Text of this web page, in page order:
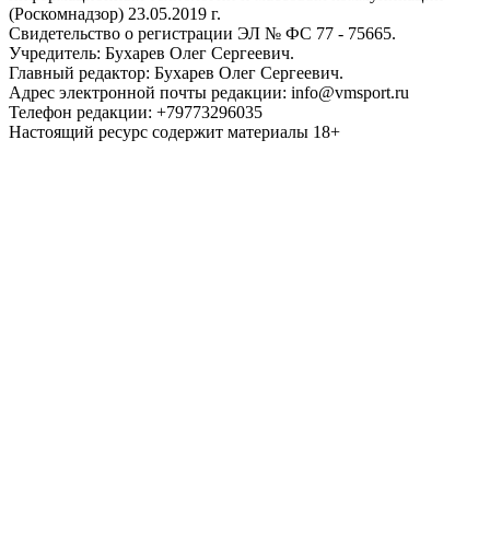
(Роскомнадзор) 23.05.2019 г.
Свидетельство о регистрации ЭЛ № ФС 77 - 75665.
Учредитель: Бухарев Олег Сергеевич.
Главный редактор: Бухарев Олег Сергеевич.
Адрес электронной почты редакции: info@vmsport.ru
Телефон редакции: +79773296035
Настоящий ресурс содержит материалы 18+